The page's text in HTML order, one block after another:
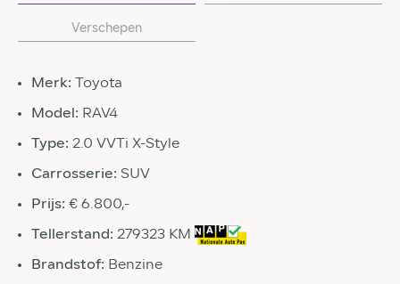
Verschepen
Merk: Toyota
Model: RAV4
Type: 2.0 VVTi X-Style
Carrosserie: SUV
Prijs: € 6.800,-
Tellerstand: 279323 KM
Brandstof: Benzine